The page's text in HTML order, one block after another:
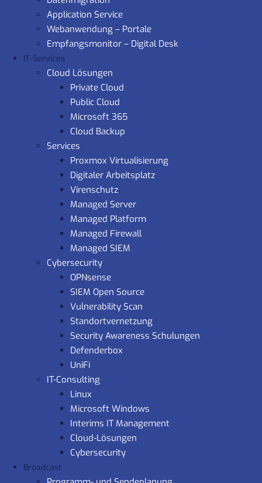
Application Service
Webanwendung – Portale
Empfangsmonitor – Digital Desk
IT-Services
Cloud Lösungen
Private Cloud
Public Cloud
Microsoft 365
Cloud Backup
Services
Proxmox Virtualisierung
Digitaler Arbeitsplatz
Virenschutz
Managed Server
Managed Platform
Managed Firewall
Managed SIEM
Cybersecurity
OPNsense
SIEM Open Source
Vulnerability Scan
Standortvernetzung
Security Awareness Schulungen
Defenderbox
UniFi
IT-Consulting
Linux
Microsoft Windows
Interims IT Management
Cloud-Lösungen
Cybersecurity
Broadcast